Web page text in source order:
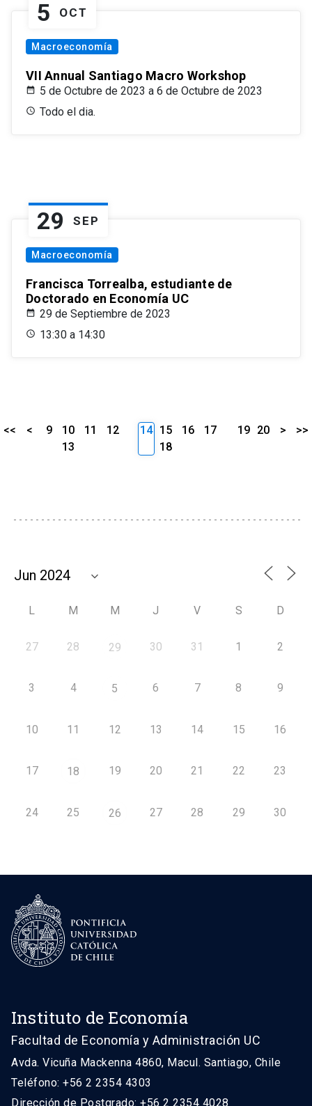
5 OCT
Macroeconomía
VII Annual Santiago Macro Workshop
5 de Octubre de 2023 a 6 de Octubre de 2023
Todo el dia.
29 SEP
Macroeconomía
Francisca Torrealba, estudiante de
Doctorado en Economía UC
29 de Septiembre de 2023
13:30 a 14:30
<< < 9 10 11
12
13
14 15 16
17
18
19 20 > >>
L M M J V S D
27 28 29 30 31 1 2
3 4 5 6 7 8 9
10 11 12 13 14 15 16
17 18 19 20 21 22 23
24 25 26 27 28 29 30
Instituto de Economía
Facultad de Economía y Administración UC
Avda. Vicuña Mackenna 4860, Macul. Santiago, Chile
Teléfono: +56 2 2354 4303
Dirección de Postgrado: +56 2 2354 4028